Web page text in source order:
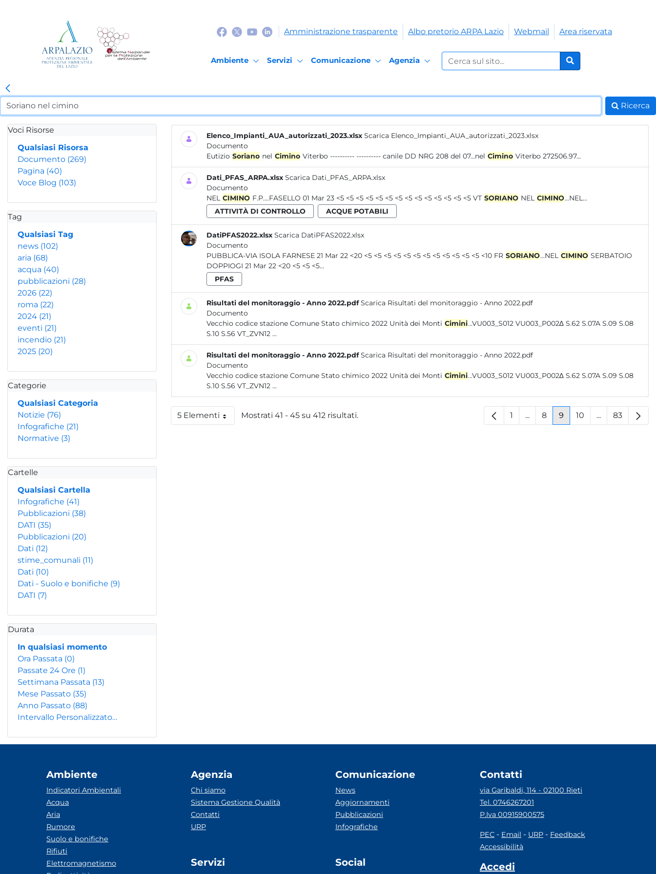
Amministrazione trasparente Albo pretorio ARPA Lazio Webmail Area riservata
Ambiente Servizi Comunicazione Agenzia
Cerca nel sito:
Cerca
Ricerca
Voci Risorse
Qualsiasi Risorsa
Documento (269)
Pagina (40)
Voce Blog (103)
Tag
Qualsiasi Tag
news (102)
aria (68)
acqua (40)
pubblicazioni (28)
2026 (22)
roma (22)
2024 (21)
eventi (21)
incendio (21)
2025 (20)
Categorie
Qualsiasi Categoria
Notizie (76)
Infografiche (21)
Normative (3)
Cartelle
Qualsiasi Cartella
Infografiche (41)
Pubblicazioni (38)
DATI (35)
Pubblicazioni (20)
Dati (12)
stime_comunali (11)
Dati (10)
Dati - Suolo e bonifiche (9)
DATI (7)
Durata
In qualsiasi momento
Ora Passata (0)
Passate 24 Ore (1)
Settimana Passata (13)
Mese Passato (35)
Anno Passato (88)
Intervallo Personalizzato…
Elenco_Impianti_AUA_autorizzati_2023.xlsx Scarica Elenco_Impianti_AUA_autorizzati_2023.xlsx
Documento
Eutizio Soriano nel Cimino Viterbo ---------- ---------- canile DD NRG 208 del 07...nel Cimino Viterbo 272506.97...
Dati_PFAS_ARPA.xlsx Scarica Dati_PFAS_ARPA.xlsx
Documento
NEL CIMINO F.P....FASELLO 01 Mar 23 <5 <5 <5 <5 <5 <5 <5 <5 <5 <5 <5 <5 <5 <5 VT SORIANO NEL CIMINO...NEL...
ATTIVITÀ DI CONTROLLO
ACQUE POTABILI
DatiPFAS2022.xlsx Scarica DatiPFAS2022.xlsx
Documento
PUBBLICA-VIA ISOLA FARNESE 21 Mar 22 <20 <5 <5 <5 <5 <5 <5 <5 <5 <5 <5 <5 <5 <10 FR SORIANO...NEL CIMINO SERBATOIO
DOPPIOGI 21 Mar 22 <20 <5 <5 <5...
PFAS
Risultati del monitoraggio - Anno 2022.pdf Scarica Risultati del monitoraggio - Anno 2022.pdf
Documento
Vecchio codice stazione Comune Stato chimico 2022 Unità dei Monti Cimini...VU003_S012 VU003_P002∆ S.62 S.07A S.09 S.08
S.10 S.56 VT_ZVN12 ...
Risultati del monitoraggio - Anno 2022.pdf Scarica Risultati del monitoraggio - Anno 2022.pdf
Documento
Vecchio codice stazione Comune Stato chimico 2022 Unità dei Monti Cimini...VU003_S012 VU003_P002∆ S.62 S.07A S.09 S.08
S.10 S.56 VT_ZVN12 ...
5 ElementiPer paginaMostrati 41 - 45 su 412 risultati. Pagina
1 ...Pagine intermedie
Pagina
8 Pagina
9 Pagina
10 ...PaginePagina
83
Ambiente
Indicatori Ambientali
Acqua
Aria
Rumore
Suolo e bonifiche
Rifiuti
Elettromagnetismo
Agenzia
Chi siamo
Sistema Gestione Qualità
Contatti
URP
Servizi
Comunicazione
News
Aggiornamenti
Pubblicazioni
Infografiche
Social
Contatti
via Garibaldi, 114 - 02100 Rieti
Tel. 0746267201
P.Iva 00915900575
PEC - Email - URP - Feedback
Accessibilità
Accedi